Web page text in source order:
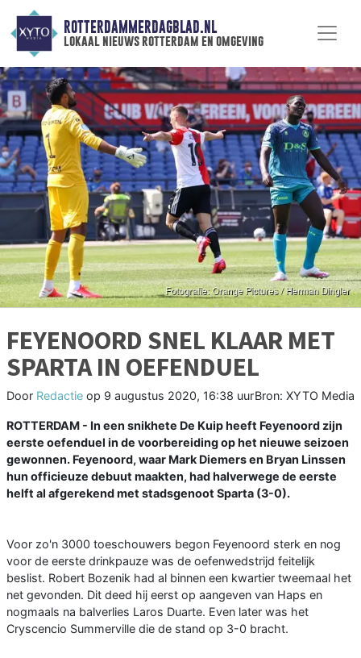
ROTTERDAMMERDAGBLAD.NL
lokaal nieuws rotterdam en omgeving
FEYENOORD SNEL KLAAR MET
SPARTA IN OEFENDUEL
Door Redactie op 9 augustus 2020, 16:38 uurBron: XYTO Media
ROTTERDAM - In een snikhete De Kuip heeft Feyenoord zijn
eerste oefenduel in de voorbereiding op het nieuwe seizoen
gewonnen. Feyenoord, waar Mark Diemers en Bryan Linssen
hun officieuze debuut maakten, had halverwege de eerste
helft al afgerekend met stadsgenoot Sparta (3-0).
Voor zo'n 3000 toeschouwers begon Feyenoord sterk en nog
voor de eerste drinkpauze was de oefenwedstrijd feitelijk
beslist. Robert Bozenik had al binnen een kwartier tweemaal het
net gevonden. Dit deed hij eerst op aangeven van Haps en
nogmaals na balverlies Laros Duarte. Even later was het
Cryscencio Summerville die de stand op 3-0 bracht.